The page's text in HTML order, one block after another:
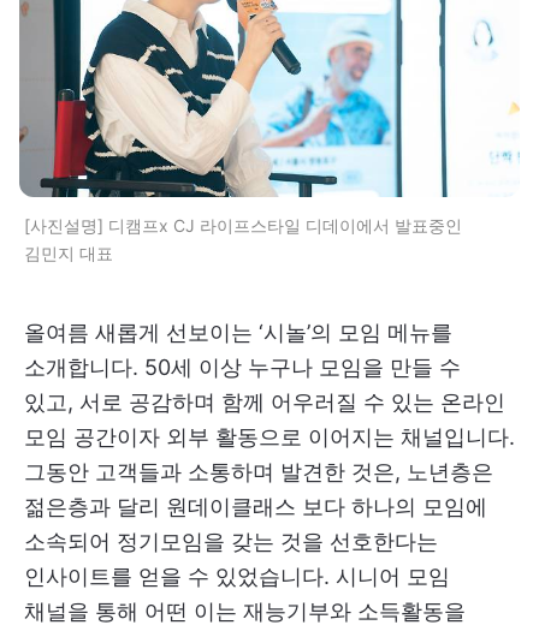
[사진설명] 디캠프x CJ 라이프스타일 디데이에서 발표중인
김민지 대표
올여름 새롭게 선보이는 ‘시놀’의 모임 메뉴를
소개합니다. 50세 이상 누구나 모임을 만들 수
있고, 서로 공감하며 함께 어우러질 수 있는 온라인
모임 공간이자 외부 활동으로 이어지는 채널입니다.
그동안 고객들과 소통하며 발견한 것은, 노년층은
젊은층과 달리 원데이클래스 보다 하나의 모임에
소속되어 정기모임을 갖는 것을 선호한다는
인사이트를 얻을 수 있었습니다. 시니어 모임
채널을 통해 어떤 이는 재능기부와 소득활동을